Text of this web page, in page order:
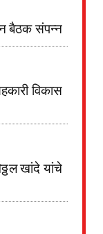
बैठक संपन्न
विकास
खांदे यांचे